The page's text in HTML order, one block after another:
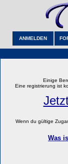
ANMELDEN
Einige
Eine registrierung ist
Wenn du gültige
Was